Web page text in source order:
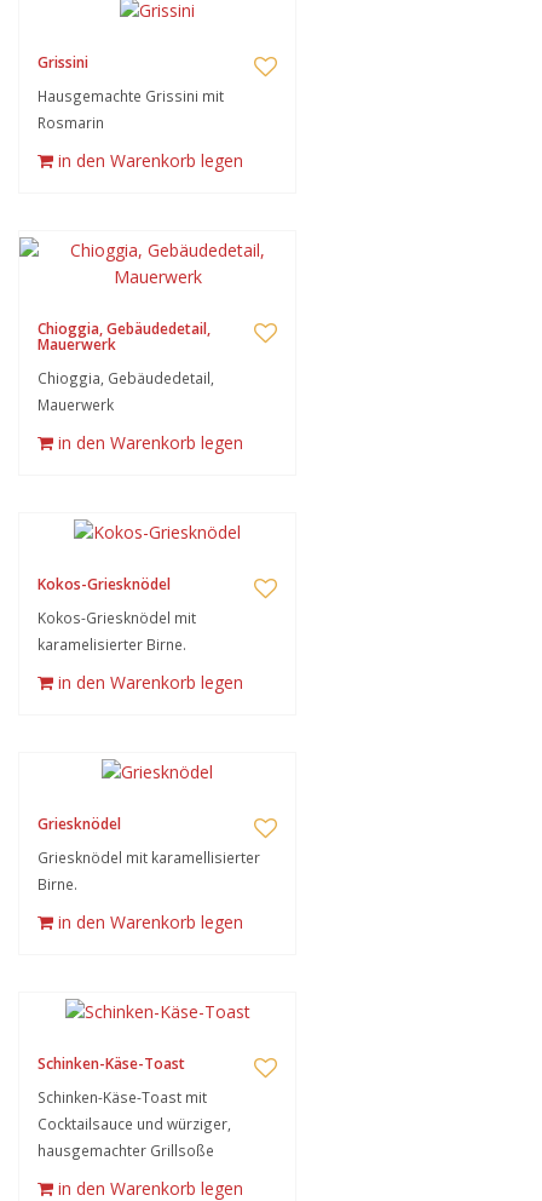
Grissini
Hausgemachte Grissini mit
Rosmarin
in den Warenkorb legen
Chioggia, Gebäudedetail,
Mauerwerk
Chioggia, Gebäudedetail,
Mauerwerk
in den Warenkorb legen
Kokos-Griesknödel
Kokos-Griesknödel mit
karamelisierter Birne.
in den Warenkorb legen
Griesknödel
Griesknödel mit karamellisierter
Birne.
in den Warenkorb legen
Schinken-Käse-Toast
Schinken-Käse-Toast mit
Cocktailsauce und würziger,
hausgemachter Grillsoße
in den Warenkorb legen